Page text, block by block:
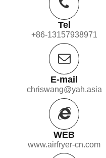
Tel
+86-13157938971
E-mail
chriswang@yah.asia
WEB
www.airfryer-cn.com